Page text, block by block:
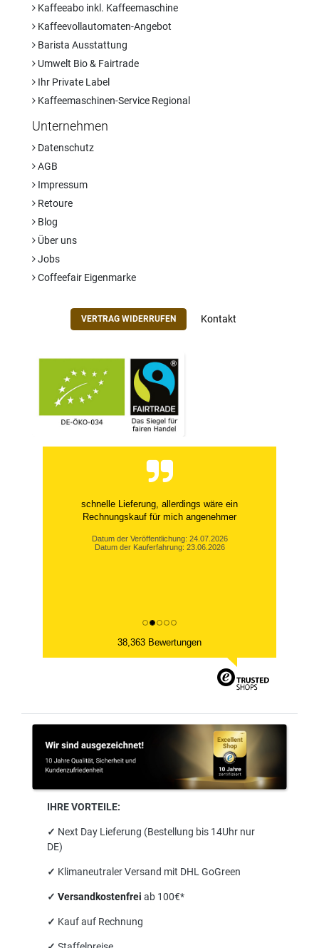
Kaffeeabo inkl. Kaffeemaschine
Kaffeevollautomaten-Angebot
Barista Ausstattung
Umwelt Bio & Fairtrade
Ihr Private Label
Kaffeemaschinen-Service Regional
Unternehmen
Datenschutz
AGB
Impressum
Retoure
Blog
Über uns
Jobs
Coffeefair Eigenmarke
VERTRAG WIDERRUFEN Kontakt
schnelle Lieferung, allerdings wäre ein
Rechnungskauf für mich angenehmer
Datum der Veröffentlichung: 24.07.2026
Datum der Kauferfahrung: 23.06.2026
38,363 Bewertungen
IHRE VORTEILE:
✓ Next Day Lieferung (Bestellung bis 14Uhr nur
DE)
✓ Klimaneutraler Versand mit DHL GoGreen
✓ Versandkostenfrei ab 100€*
✓ Kauf auf Rechnung